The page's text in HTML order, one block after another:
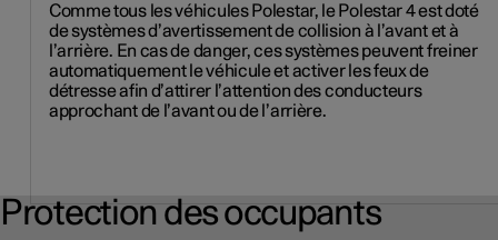
Comme tous les véhicules Polestar, le Polestar 4 est doté
de systèmes d’avertissement de collision à l’avant et à
l’arrière. En cas de danger, ces systèmes peuvent freiner
automatiquement le véhicule et activer les feux de
détresse afin d’attirer l’attention des conducteurs
approchant de l’avant ou de l’arrière.
Protection des occupants